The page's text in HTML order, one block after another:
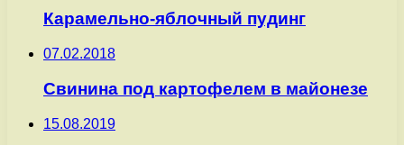
Карамельно-яблочный пудинг
07.02.2018
Свинина под картофелем в майонезе
15.08.2019